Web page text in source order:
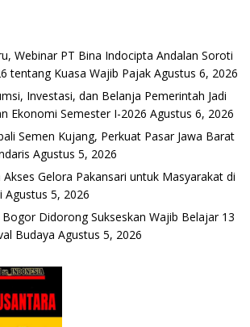
Webinar PT Bina Indocipta Andalan Soroti
tentang Kuasa Wajib Pajak Agustus 6, 2026
Investasi, dan Belanja Pemerintah Jadi
Ekonomi Semester I-2026 Agustus 6, 2026
Semen Kujang, Perkuat Pasar Jawa Barat
Agustus 5, 2026
Gelora Pakansari untuk Masyarakat di
Agustus 5, 2026
Bogor Didorong Sukseskan Wajib Belajar 13
Budaya Agustus 5, 2026